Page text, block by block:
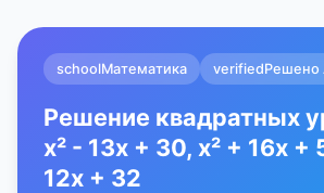
schoolМатематика verifiedРешено
Решение квадратных
x² - 13x + 30, x² + 16x +
12x + 32